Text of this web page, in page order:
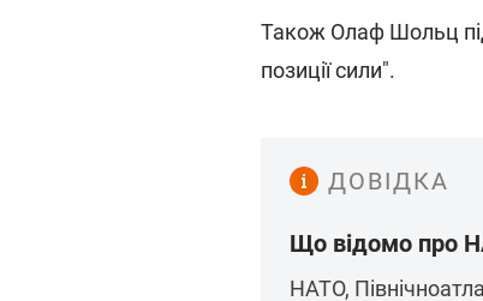
Також Олаф Шольц
позиції сили".
ДОВІДКА
Що відомо про
НАТО,